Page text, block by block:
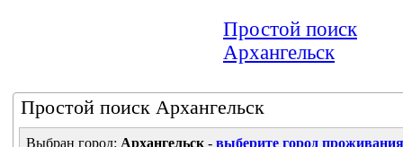
Простой поиск
Архангельск
Простой поиск Архангельск
Выбран город: Архангельск - выберите город проживания